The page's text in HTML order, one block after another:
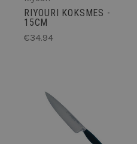
RIYOURI KOKSMES -
15CM
€34.94